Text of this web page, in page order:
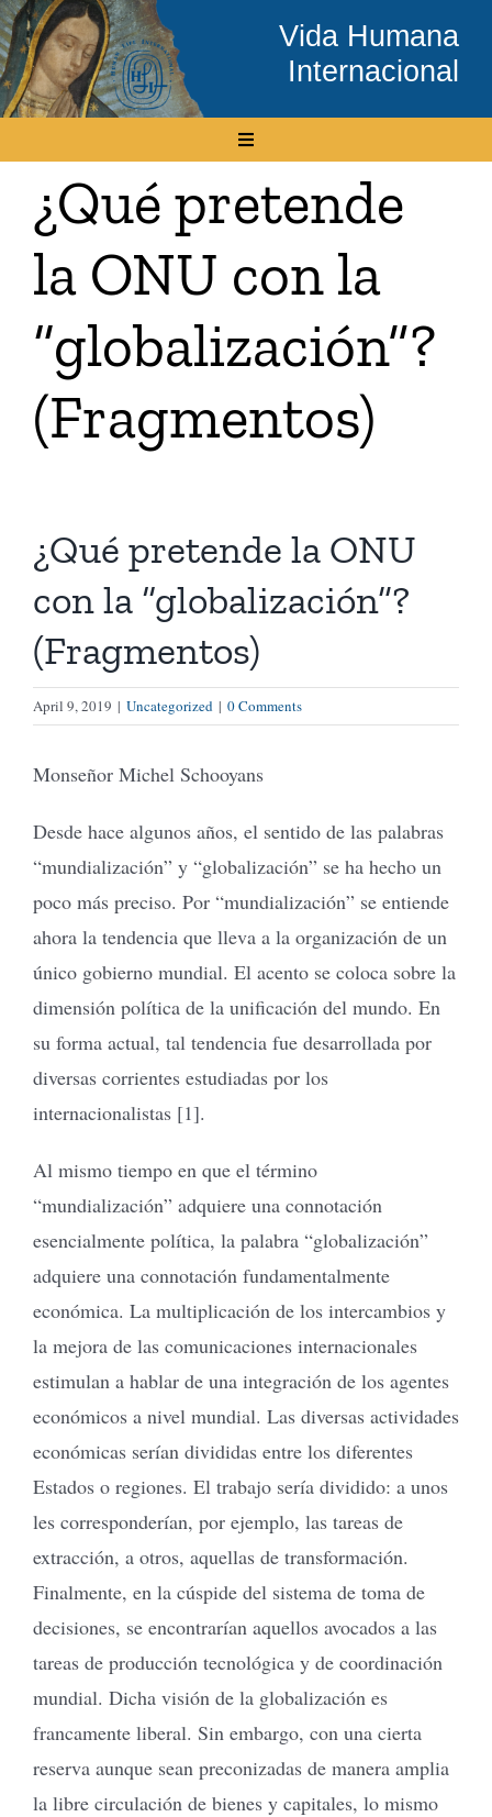
Skip
to
content
Vida Humana
Internacional
Toggle
Inicio
Conócenos
Temas
Boletín Electrónico
Tienda Virtual
Cómo Donar
¿Qué pretende
la ONU con la
“globalización”?
(Fragmentos)
¿Qué pretende la ONU
con la “globalización”?
(Fragmentos)
April 9, 2019 | Uncategorized | 0 Comments
Monseñor Michel Schooyans
Desde hace algunos años, el sentido de las palabras
“mundialización” y “globalización” se ha hecho un
poco más preciso. Por “mundialización” se entiende
ahora la tendencia que lleva a la organización de un
único gobierno mundial. El acento se coloca sobre la
dimensión política de la unificación del mundo. En
su forma actual, tal tendencia fue desarrollada por
diversas corrientes estudiadas por los
internacionalistas [1].
Al mismo tiempo en que el término
“mundialización” adquiere una connotación
esencialmente política, la palabra “globalización”
adquiere una connotación fundamentalmente
económica. La multiplicación de los intercambios y
la mejora de las comunicaciones internacionales
estimulan a hablar de una integración de los agentes
económicos a nivel mundial. Las diversas actividades
económicas serían divididas entre los diferentes
Estados o regiones. El trabajo sería dividido: a unos
les corresponderían, por ejemplo, las tareas de
extracción, a otros, aquellas de transformación.
Finalmente, en la cúspide del sistema de toma de
decisiones, se encontrarían aquellos avocados a las
tareas de producción tecnológica y de coordinación
mundial. Dicha visión de la globalización es
francamente liberal. Sin embargo, con una cierta
reserva aunque sean preconizadas de manera amplia
la libre circulación de bienes y capitales, lo mismo